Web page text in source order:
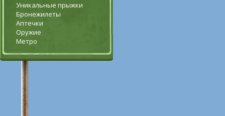
Уникальные прыжки
Бронежилеты
Аптечки
Оружие
Метро